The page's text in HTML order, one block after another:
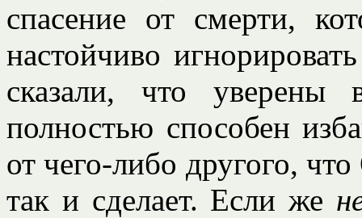
спасение от смерти,
настойчиво
сказали, что
полностью способен
от чего-либо другого,
так и сделает. Если же